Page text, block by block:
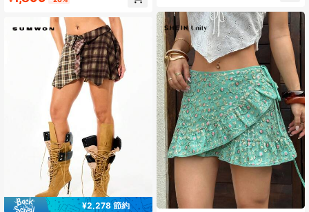
ケーキスカート
¥2,278 節約